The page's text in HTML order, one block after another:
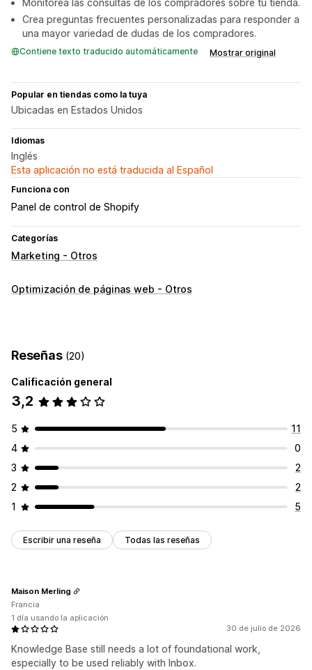
Monitorea las consultas de los compradores sobre tu tienda.
Crea preguntas frecuentes personalizadas para responder a
una mayor variedad de dudas de los compradores.
Contiene texto traducido automáticamente Mostrar original
Popular en tiendas como la tuya
Ubicadas en Estados Unidos
Idiomas
Inglés
Esta aplicación no está traducida al Español
Funciona con
Panel de control de Shopify
Categorías
Marketing - Otros
Optimización de páginas web - Otros
Reseñas (20)
Calificación general
3,2
5
11
4
0
3
2
2
2
1
5
Escribir una reseña Todas las reseñas
30 de julio de 2026
Knowledge Base still needs a lot of foundational work,
especially to be used reliably with Inbox.
Maison Merling
Francia
1 día usando la aplicación